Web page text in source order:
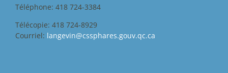
Téléphone: 418 724-3384
Télécopie: 418 724-8929
Courriel: langevin@cssphares.gouv.qc.ca